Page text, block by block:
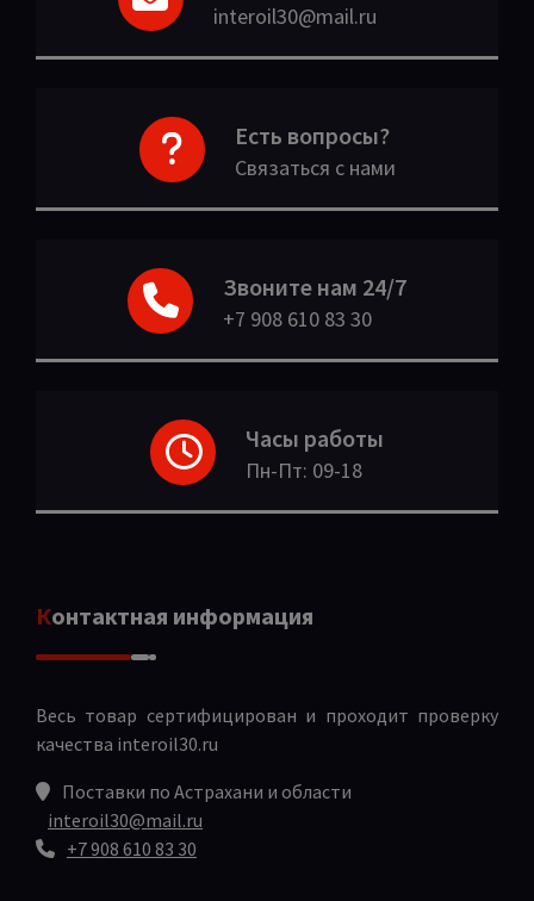
interoil30@mail.ru
Есть вопросы?
Связаться с нами
Звоните нам 24/7
+7 908 610 83 30
Часы работы
Пн-Пт: 09-18
Контактная информация
Весь товар сертифицирован и проходит проверку
качества interoil30.ru
Поставки по Астрахани и области
interoil30@mail.ru
+7 908 610 83 30